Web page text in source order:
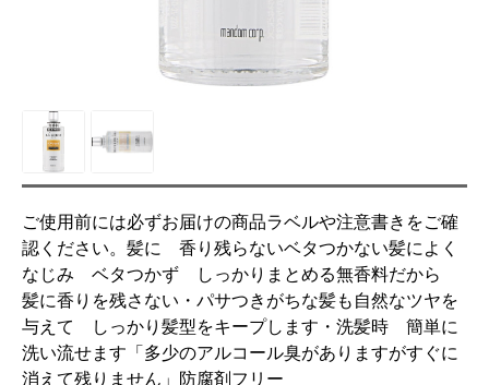
ご使用前には必ずお届けの商品ラベルや注意書きをご確
認ください。髪に 香り残らないベタつかない髪によく
なじみ ベタつかず しっかりまとめる無香料だから
髪に香りを残さない・パサつきがちな髪も自然なツヤを
与えて しっかり髪型をキープします・洗髪時 簡単に
洗い流せます「多少のアルコール臭がありますがすぐに
消えて残りません」防腐剤フリー